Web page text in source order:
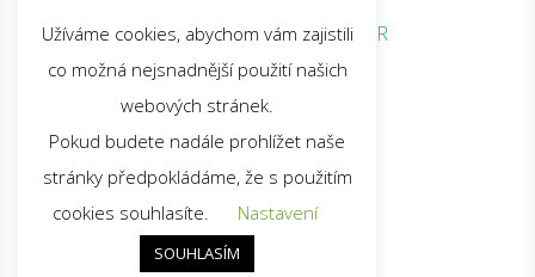
© 2026 ZUŠ Kuřim |GDPR
Nahoru
Užíváme cookies, abychom vám zajistili
co možná nejsnadnější použití našich
webových stránek.
Pokud budete nadále prohlížet naše
stránky předpokládáme, že s použitím
cookies souhlasíte.
Nastavení
SOUHLASÍM